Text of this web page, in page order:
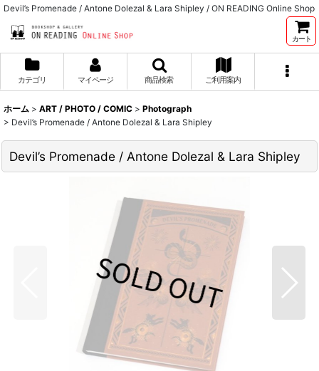
Devil’s Promenade / Antone Dolezal & Lara Shipley / ON READING Online Shop
カート
カテゴリ マイページ 商品検索 ご利用案内
ホーム > ART / PHOTO / COMIC > Photograph
> Devil’s Promenade / Antone Dolezal & Lara Shipley
Devil’s Promenade / Antone Dolezal & Lara Shipley